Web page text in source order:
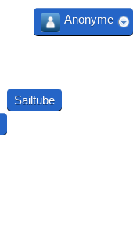
Sailtube
Anonyme